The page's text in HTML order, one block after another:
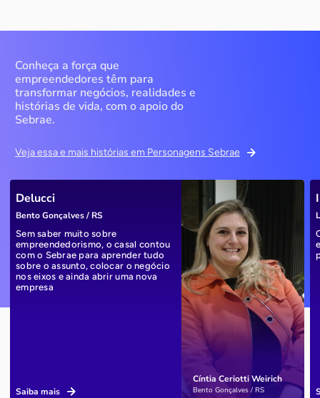
Conheça a força que
empreendedores têm para
transformar negócios, realidades e
histórias de vida, com o apoio do
Sebrae.
Veja essa e mais histórias em Personagens Sebrae
Cíntia Ceriotti Weirich
Bento Gonçalves / RS
Delucci
Bento Gonçalves / RS
Sem saber muito sobre
empreendedorismo, o casal contou
com o Sebrae para aprender tudo
sobre o assunto, colocar o negócio
nos eixos e ainda abrir uma nova
empresa
Saiba mais